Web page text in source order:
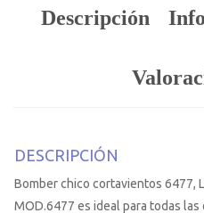
Descripción
DESCRIPCIÓN
Bomber chico cortavientos 6477,
MOD.6477 es ideal para todas